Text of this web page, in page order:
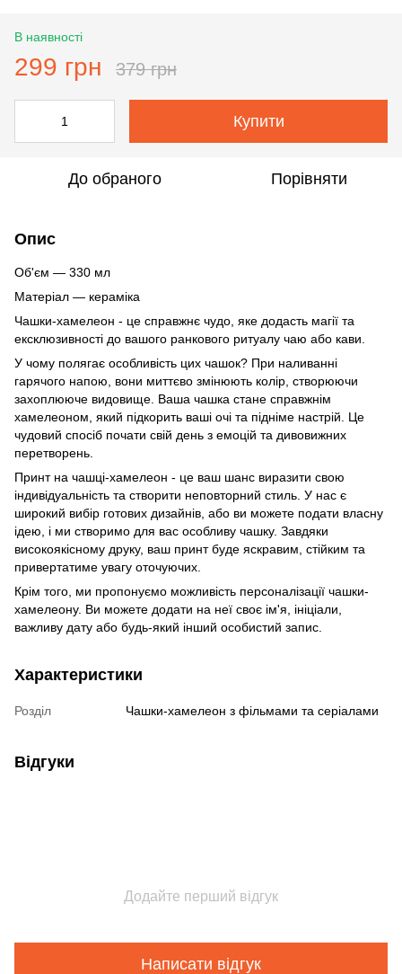
В наявності
299 грн 379 грн
Купити
До обраного Порівняти
Опис
Об'єм — 330 мл
Матеріал — кераміка
Чашки-хамелеон - це справжнє чудо, яке додасть магії та
ексклюзивності до вашого ранкового ритуалу чаю або кави.
У чому полягає особливість цих чашок? При наливанні
гарячого напою, вони миттєво змінюють колір, створюючи
захоплююче видовище. Ваша чашка стане справжнім
хамелеоном, який підкорить ваші очі та підніме настрій. Це
чудовий спосіб почати свій день з емоцій та дивовижних
перетворень.
Принт на чашці-хамелеон - це ваш шанс виразити свою
індивідуальність та створити неповторний стиль. У нас є
широкий вибір готових дизайнів, або ви можете подати власну
ідею, і ми створимо для вас особливу чашку. Завдяки
високоякісному друку, ваш принт буде яскравим, стійким та
привертатиме увагу оточуючих.
Крім того, ми пропонуємо можливість персоналізації чашки-
хамелеону. Ви можете додати на неї своє ім'я, ініціали,
важливу дату або будь-який інший особистий запис.
Характеристики
Розділ Чашки-хамелеон з фільмами та серіалами
Відгуки
Додайте перший відгук
Написати відгук